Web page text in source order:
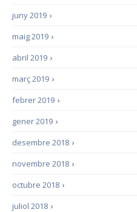
›
juny 2019
›
maig 2019
›
abril 2019
›
març 2019
›
febrer 2019
›
gener 2019
›
desembre 2018
›
novembre 2018
›
octubre 2018
›
juliol 2018